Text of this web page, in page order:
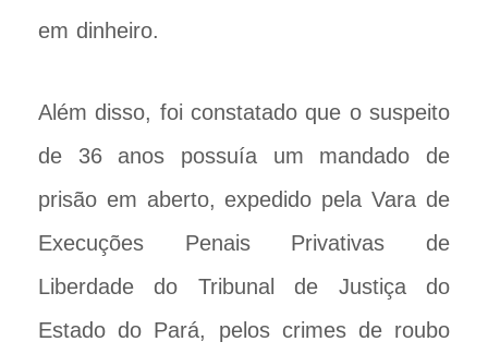
em dinheiro.
Além disso, foi constatado que o suspeito
de 36 anos possuía um mandado de
prisão em aberto, expedido pela Vara de
Execuções Penais Privativas de
Liberdade do Tribunal de Justiça do
Estado do Pará, pelos crimes de roubo